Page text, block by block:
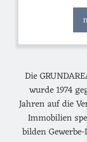
Die
wurde 1974
Jahren auf die
Immobilien
bilden